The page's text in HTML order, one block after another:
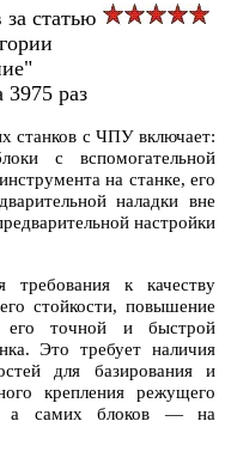
за статью
3975 раз
станков с ЧПУ включает:
с вспомогательной
на станке, его
наладки вне
настройки
к качеству
стойкости, повышение
его точной и быстрой
Это требует наличия
для базирования и
крепления режущего
а самих блоков — на